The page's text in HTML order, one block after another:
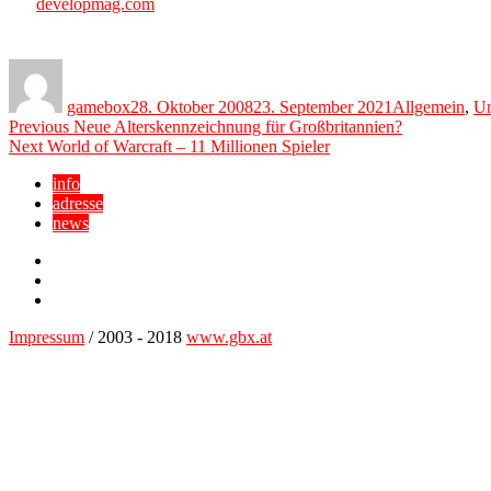
gamebox28. Oktober 200823. September 2021 Allgemein,
Beitragsnavigation
Previous Previous
post:
Neue Alterskennzeichnung für Großbritannien?
Next Next
World of Warcraft – 11 Millionen Spieler
info
adresse
news
Impressum / 2003 - 2018 www.gbx.at